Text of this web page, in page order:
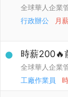
全球華人企業
行政辦公
月
時薪200🔥
全球華人企業
工廠作業員